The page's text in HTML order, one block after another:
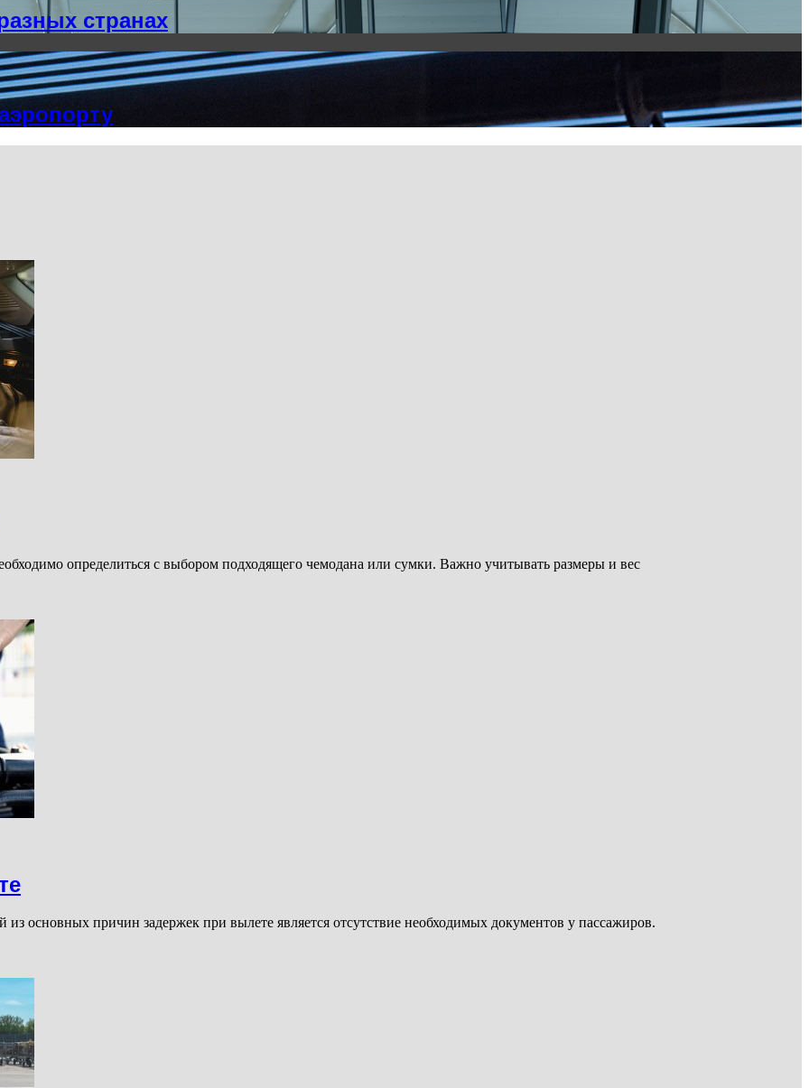
странах
определиться с выбором подходящего чемодана или сумки. Важно учитывать размеры и вес
основных причин задержек при вылете является отсутствие необходимых документов у пассажиров.